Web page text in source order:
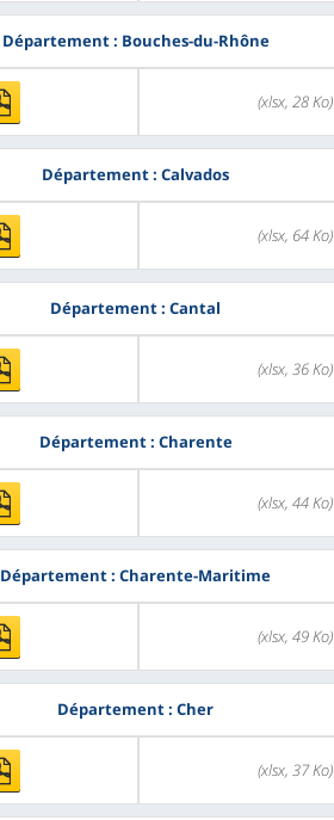
Département : Bouches-du-Rhône
(xlsx, 28 Ko)
Département : Calvados
(xlsx, 64 Ko)
Département : Cantal
(xlsx, 36 Ko)
Département : Charente
(xlsx, 44 Ko)
Département : Charente-Maritime
(xlsx, 49 Ko)
Département : Cher
(xlsx, 37 Ko)